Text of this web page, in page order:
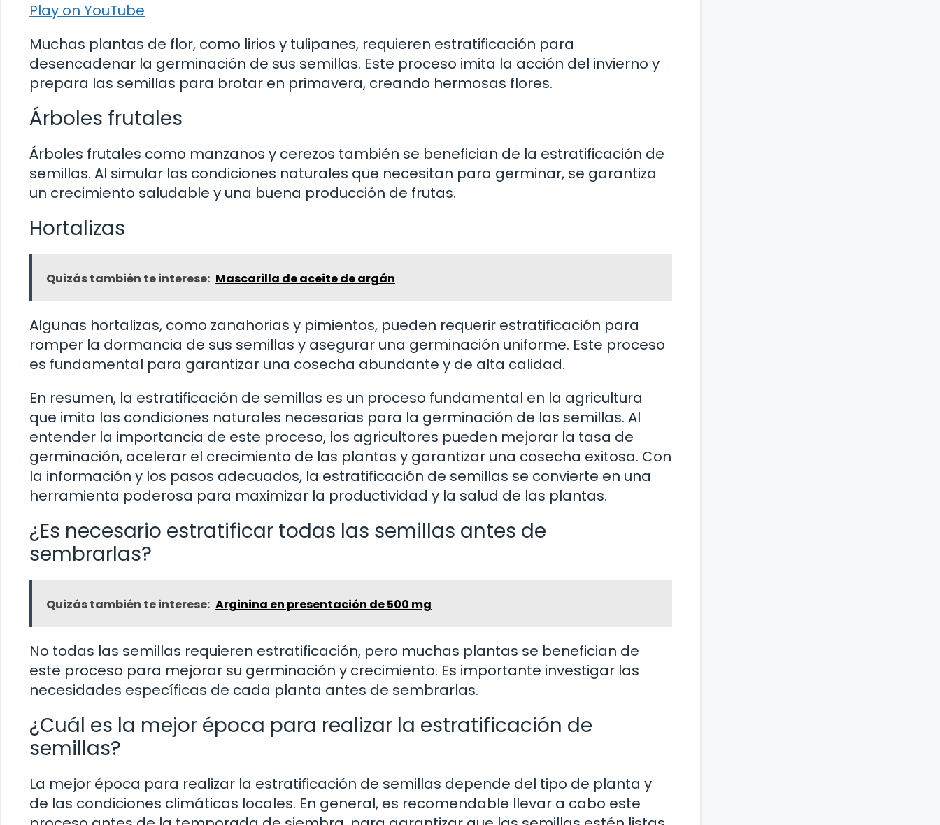
Play on YouTube
Muchas plantas de flor, como lirios y tulipanes, requieren estratificación para
desencadenar la germinación de sus semillas. Este proceso imita la acción del invierno y
prepara las semillas para brotar en primavera, creando hermosas flores.
Árboles frutales
Árboles frutales como manzanos y cerezos también se benefician de la estratificación de
semillas. Al simular las condiciones naturales que necesitan para germinar, se garantiza
un crecimiento saludable y una buena producción de frutas.
Hortalizas
Quizás también te interese: Mascarilla de aceite de argán
Algunas hortalizas, como zanahorias y pimientos, pueden requerir estratificación para
romper la dormancia de sus semillas y asegurar una germinación uniforme. Este proceso
es fundamental para garantizar una cosecha abundante y de alta calidad.
En resumen, la estratificación de semillas es un proceso fundamental en la agricultura
que imita las condiciones naturales necesarias para la germinación de las semillas. Al
entender la importancia de este proceso, los agricultores pueden mejorar la tasa de
germinación, acelerar el crecimiento de las plantas y garantizar una cosecha exitosa. Con
la información y los pasos adecuados, la estratificación de semillas se convierte en una
herramienta poderosa para maximizar la productividad y la salud de las plantas.
¿Es necesario estratificar todas las semillas antes de
sembrarlas?
Quizás también te interese: Arginina en presentación de 500 mg
No todas las semillas requieren estratificación, pero muchas plantas se benefician de
este proceso para mejorar su germinación y crecimiento. Es importante investigar las
necesidades específicas de cada planta antes de sembrarlas.
¿Cuál es la mejor época para realizar la estratificación de
semillas?
La mejor época para realizar la estratificación de semillas depende del tipo de planta y
de las condiciones climáticas locales. En general, es recomendable llevar a cabo este